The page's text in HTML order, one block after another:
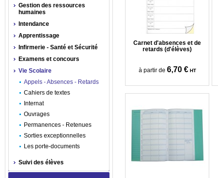
Carnet d'absences et de
retards (d'élèves)
à partir de 6,70 € HT
Gestion des ressources
humaines
Intendance
Apprentissage
Infirmerie - Santé et Sécurité
Examens et concours
Vie Scolaire
Appels - Absences - Retards
Cahiers de textes
Internat
Ouvrages
Permanences - Retenues
Sorties exceptionnelles
Les porte-documents
Suivi des élèves